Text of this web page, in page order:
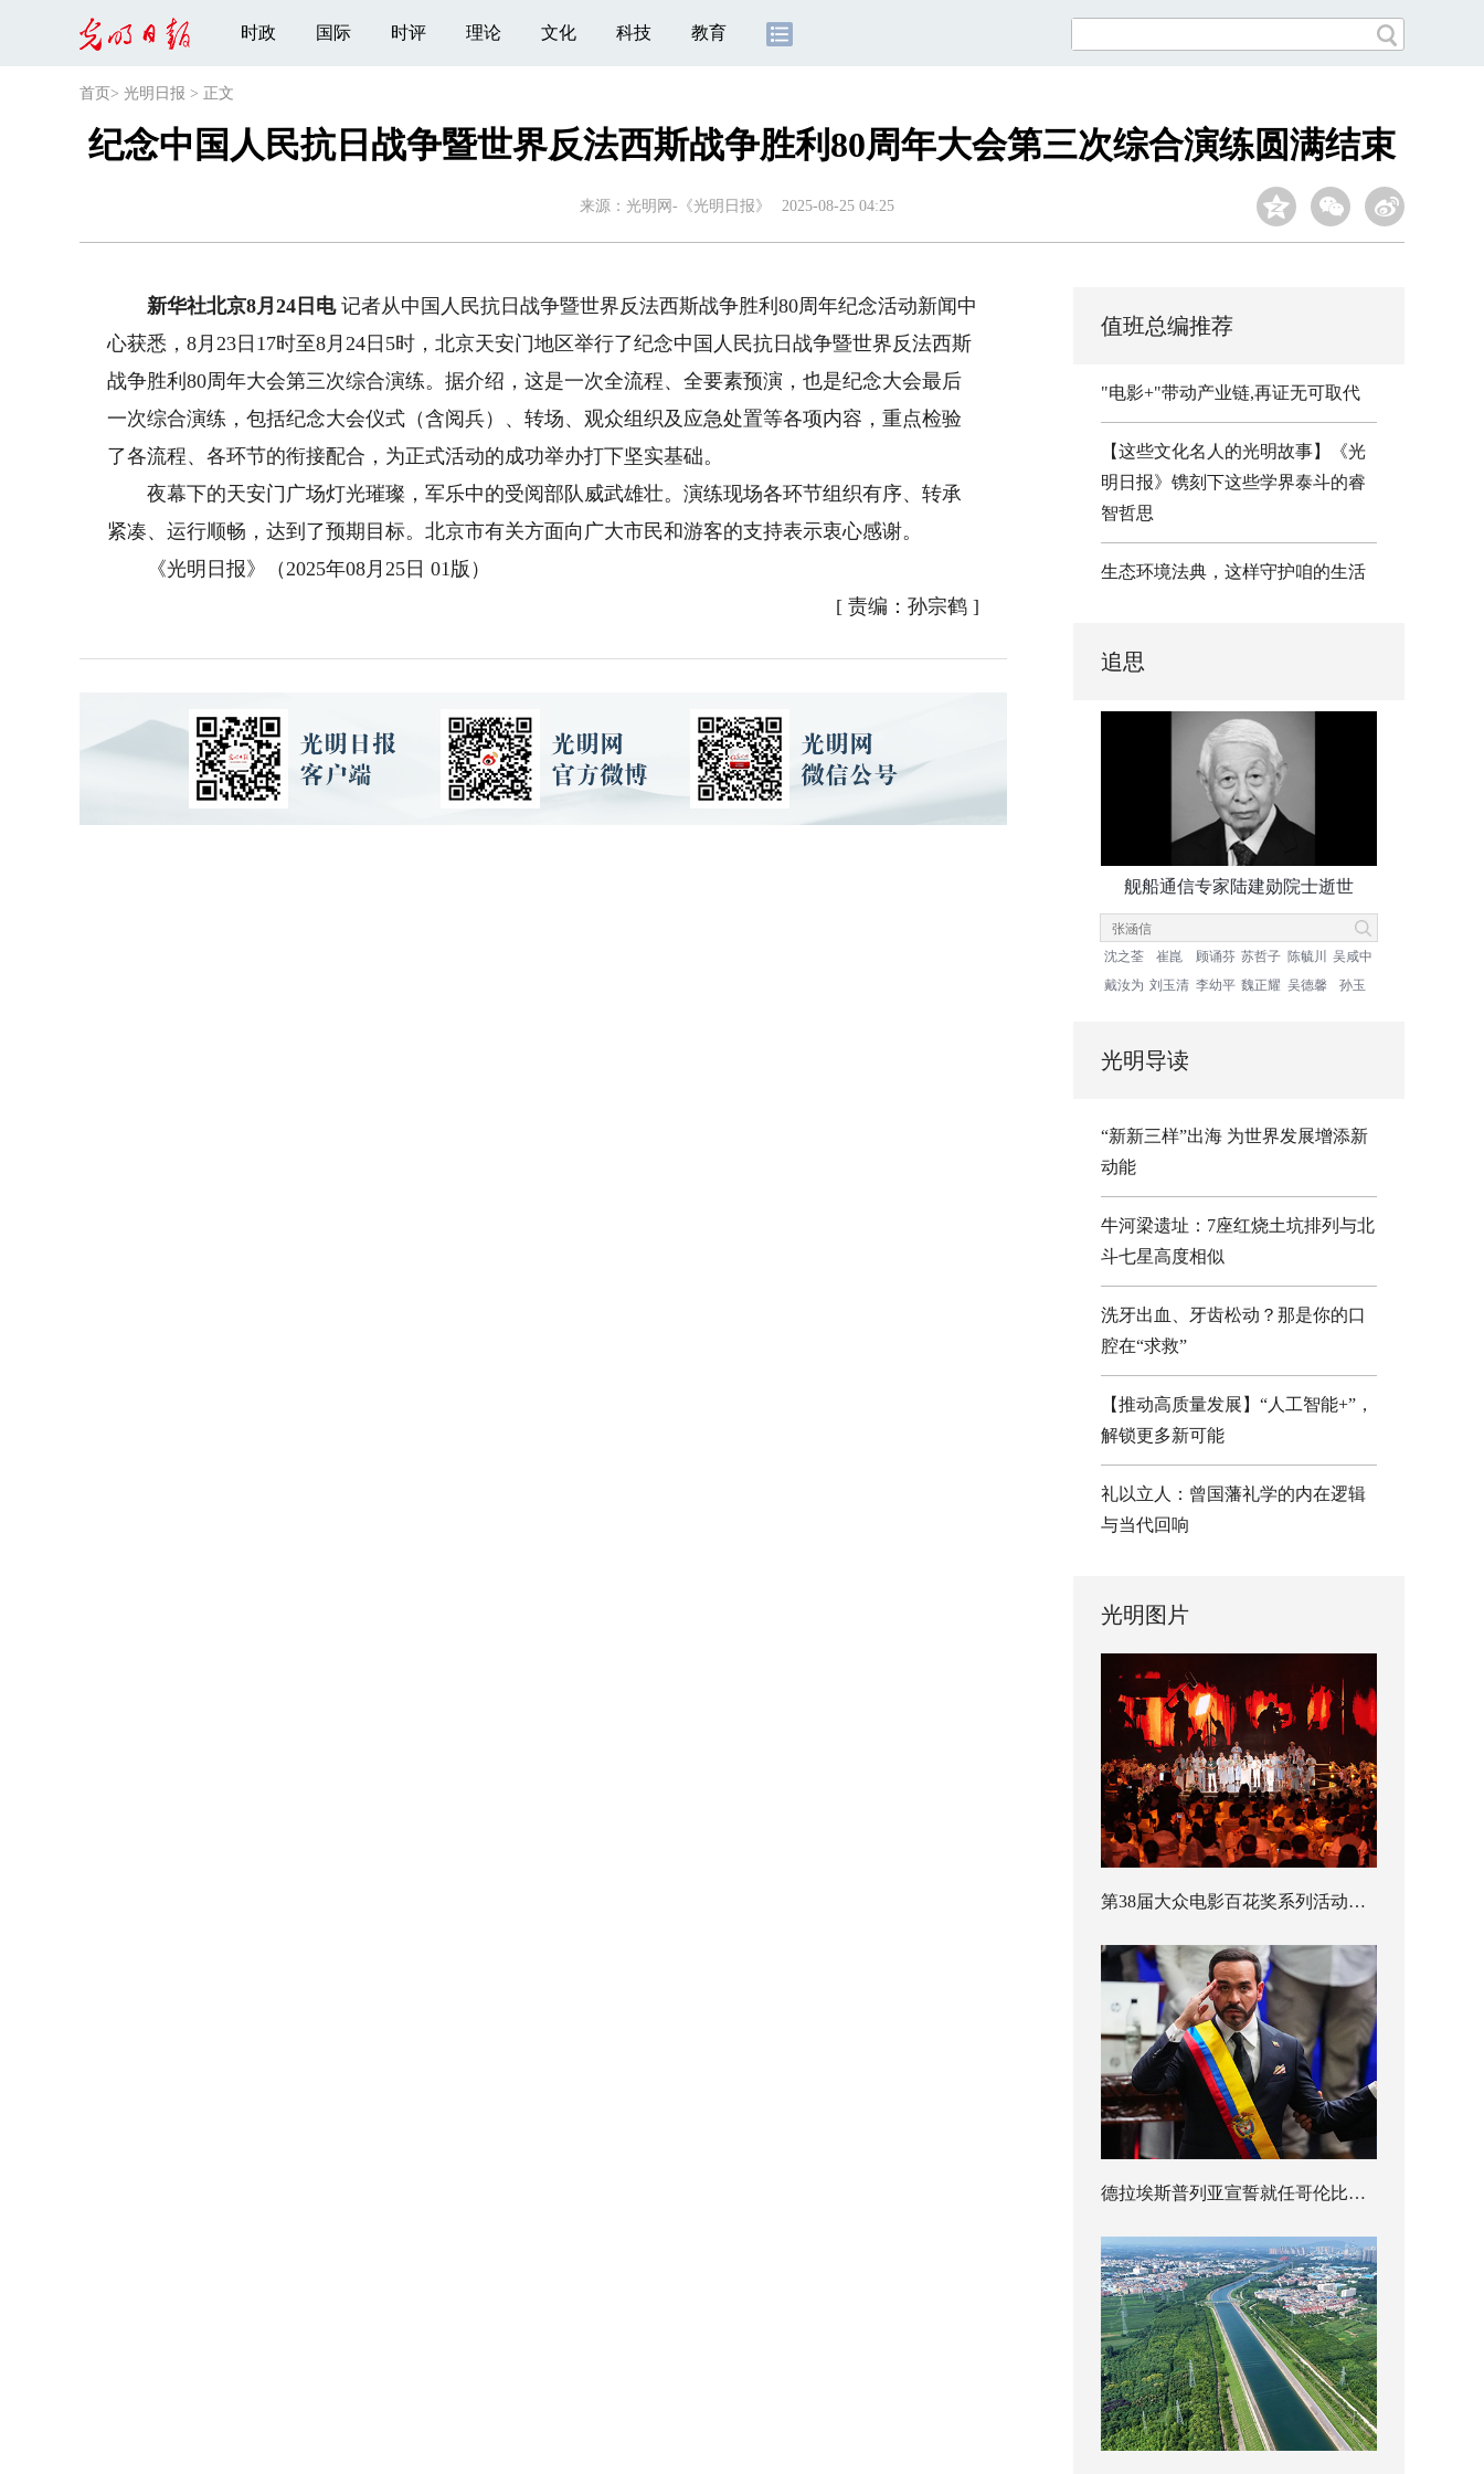
时政 国际 时评 理论 文化 科技 教育
首页 > 光明日报 > 正文
纪念中国人民抗日战争暨世界反法西斯战争胜利80周年大会第三次综合演练圆满结束
来源： 光明网-《光明日报》 2025-08-25 04:25
新华社北京8月24日电记者从中国人民抗日战争暨世界反法西斯战争胜利80周年纪念活动新闻中
心获悉，8月23日17时至8月24日5时，北京天安门地区举行了纪念中国人民抗日战争暨世界反法西斯
战争胜利80周年大会第三次综合演练。据介绍，这是一次全流程、全要素预演，也是纪念大会最后
一次综合演练，包括纪念大会仪式（含阅兵）、转场、观众组织及应急处置等各项内容，重点检验
了各流程、各环节的衔接配合，为正式活动的成功举办打下坚实基础。
夜幕下的天安门广场灯光璀璨，军乐中的受阅部队威武雄壮。演练现场各环节组织有序、转承
紧凑、运行顺畅，达到了预期目标。北京市有关方面向广大市民和游客的支持表示衷心感谢。
《光明日报》（2025年08月25日 01版）
[ 责编：孙宗鹤]
值班总编推荐
"电影+"带动产业链,再证无可取代
【这些文化名人的光明故事】《光
明日报》镌刻下这些学界泰斗的睿
智哲思
生态环境法典，这样守护咱的生活
追思
舰船通信专家陆建勋院士逝世
沈之荃 崔崑 顾诵芬 苏哲子 陈毓川
吴咸中
戴汝为 刘玉清 李幼平 魏正耀 吴德馨 孙玉
光明导读
“新新三样”出海 为世界发展增添新
动能
牛河梁遗址：7座红烧土坑排列与北
斗七星高度相似
洗牙出血、牙齿松动？那是你的口
腔在“求救”
【推动高质量发展】“人工智能+”，
解锁更多新可能
礼以立人：曾国藩礼学的内在逻辑
与当代回响
光明图片
第38届大众电影百花奖系列活动开幕
德拉埃斯普列亚宣誓就任哥伦比亚总统